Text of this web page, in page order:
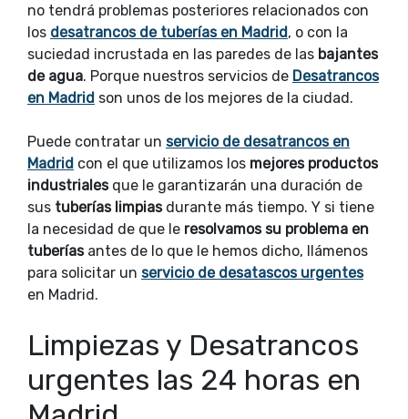
no tendrá problemas posteriores relacionados con
los desatrancos de tuberías en Madrid, o con la
suciedad incrustada en las paredes de las bajantes
de agua. Porque nuestros servicios de Desatrancos
en Madrid son unos de los mejores de la ciudad.
Puede contratar un servicio de desatrancos en
Madrid con el que utilizamos los mejores productos
industrialesque le garantizarán una duración de
sus tuberías limpias durante más tiempo. Y si tiene
la necesidad de que le resolvamos su problema en
tuberíasantes de lo que le hemos dicho, llámenos
para solicitar un servicio de desatascos urgentes
en Madrid.
Limpiezas y Desatrancos
urgentes las 24 horas en